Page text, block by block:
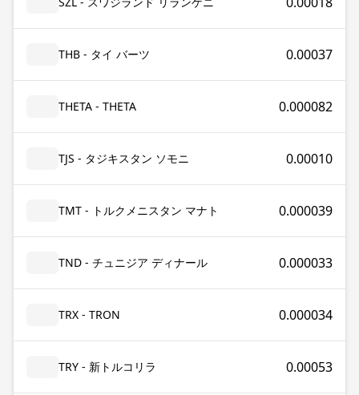
THB - タイ バーツ 0.00037
THETA - THETA 0.000082
TJS - タジキスタン ソモニ 0.00010
TMT - トルクメニスタン マナト 0.000039
TND - チュニジア ディナール 0.000033
TRX - TRON 0.000034
TRY - 新トルコリラ 0.00053